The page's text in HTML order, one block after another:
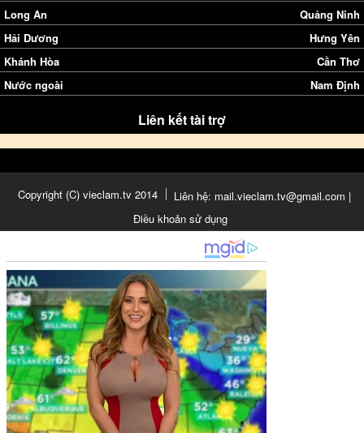
Long An
Quảng Ninh
Hải Dương
Hưng Yên
Khánh Hòa
Cần Thơ
Nước ngoài
Nam Định
Liên kết tài trợ
Copyright (C) vieclam.tv 2014
Liên hệ: mail.vieclam.tv@gmail.com |
Điều khoản sử dụng